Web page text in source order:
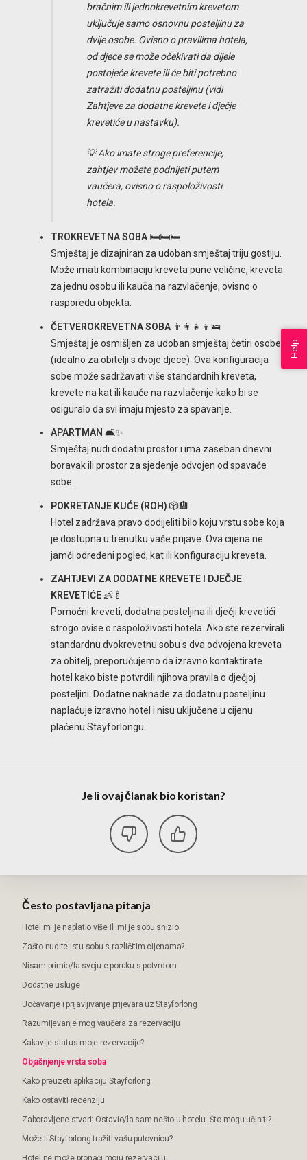
bračnim ili jednokrevetnim krevetom
uključuje samo osnovnu posteljinu za
dvije osobe. Ovisno o pravilima hotela,
od djece se može očekivati da dijele
postojeće krevete ili će biti potrebno
zatražiti dodatnu posteljinu (vidi
Zahtjeve za dodatne krevete i dječje
krevetićeu nastavku).
💡Ako imate stroge preferencije,
zahtjev možete podnijeti putem
vaučera, ovisno o raspoloživosti
hotela.
TROKREVETNA SOBA 🛏️🛏️🛏️
Smještaj je dizajniran za udoban smještaj triju gostiju.
Može imati kombinaciju kreveta pune veličine, kreveta
za jednu osobu ili kauča na razvlačenje, ovisno o
rasporedu objekta.
ČETVEROKREVETNA SOBA 👨‍👩‍👧‍👦🛌
Smještaj je osmišljen za udoban smještaj četiri osobe
(idealno za obitelji s dvoje djece). Ova konfiguracija
sobe može sadržavati više standardnih kreveta,
krevete na kat ili kauče na razvlačenje kako bi se
osiguralo da svi imaju mjesto za spavanje.
APARTMAN 🛋️✨
Smještaj nudi dodatni prostor i ima zaseban dnevni
boravak ili prostor za sjedenje odvojen od spavaće
sobe.
POKRETANJE KUĆE (ROH) 🎲🏨
Hotel zadržava pravo dodijeliti bilo koju vrstu sobe koja
je dostupna u trenutku vaše prijave. Ova cijena ne
jamči određeni pogled, kat ili konfiguraciju kreveta.
ZAHTJEVI ZA DODATNE KREVETE I DJEČJE
KREVETIĆE 👶🍼
Pomoćni kreveti, dodatna posteljina ili dječji krevetići
strogo ovise o raspoloživosti hotela. Ako ste rezervirali
standardnu dvokrevetnu sobu s dva odvojena kreveta
za obitelj, preporučujemo da izravno kontaktirate
hotel kako biste potvrdili njihova pravila o dječjoj
posteljini. Dodatne naknade za dodatnu posteljinu
naplaćuje izravno hotel i nisu uključene u cijenu
plaćenu Stayforlongu.
Je li ovaj članak bio koristan?
Često postavljana pitanja
Hotel mi je naplatio više ili mi je sobu snizio.
Zašto nudite istu sobu s različitim cijenama?
Nisam primio/la svoju e-poruku s potvrdom
Dodatne usluge
Uočavanje i prijavljivanje prijevara uz Stayforlong
Razumijevanje mog vaučera za rezervaciju
Kakav je status moje rezervacije?
Objašnjenje vrsta soba
Kako preuzeti aplikaciju Stayforlong
Kako ostaviti recenziju
Zaboravljene stvari: Ostavio/la sam nešto u hotelu. Što mogu učiniti?
Može li Stayforlong tražiti vašu putovnicu?
Hotel ne može pronaći moju rezervaciju
Help